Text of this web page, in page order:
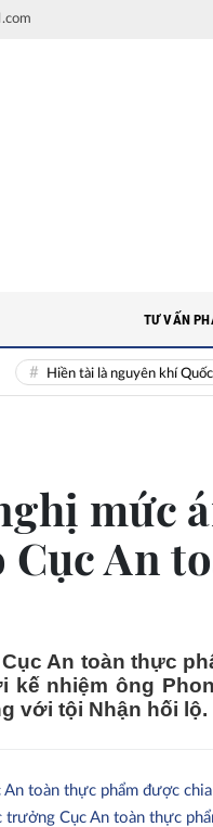
Hiền tài là nguyên khí Quốc gia
TƯ VẤN
mức
Cục An
An toàn thực
kế nhiệm ông
với tội Nhận hối lộ.
An toàn thực phẩm được
trưởng Cục An toàn thực